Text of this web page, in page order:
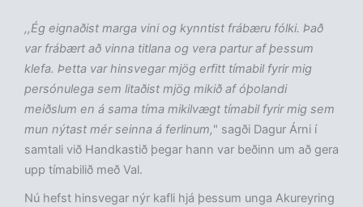
,,Ég eignaðist marga vini og kynntist frábæru fólki. Það
var frábært að vinna titlana og vera partur af þessum
klefa. Þetta var hinsvegar mjög erfitt tímabil fyrir mig
persónulega sem litaðist mjög mikið af óþolandi
meiðslum en á sama tíma mikilvægt tímabil fyrir mig sem
mun nýtast mér seinna á ferlinum," sagði Dagur Árni í
samtali við Handkastið þegar hann var beðinn um að gera
upp tímabilið með Val.
Nú hefst hinsvegar nýr kafli hjá þessum unga Akureyring